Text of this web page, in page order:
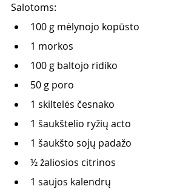
Salotoms:
100 g mėlynojo kopūsto
1 morkos
100 g baltojo ridiko
50 g poro
1 skiltelės česnako
1 šaukštelio ryžių acto
1 šaukšto sojų padažo
½ žaliosios citrinos
1 saujos kalendrų